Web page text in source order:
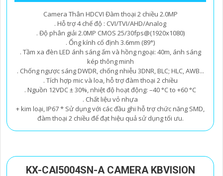
Camera Thân HDCVI Đàm thoại 2 chiều 2.0MP
. Hỗ trợ 4 chế độ : CVI/TVI/AHD/Analog
. Độ phân giải 2.0MP CMOS 25/30fps@(1920x1080)
. Ống kính cố định 3.6mm (89°)
. Tầm xa đèn LED ánh sáng ấm và hồng ngoại: 40m, ánh sáng
kép thông minh
. Chống ngược sáng DWDR, chống nhiễu 3DNR, BLC; HLC, AWB...
. Tích hợp mic và loa, hỗ trợ đàm thoại 2 chiều
. Nguồn 12VDC ± 30%, nhiệt độ hoạt động: –40 °C to +60 °C
. Chất liệu vỏ nhựa
+ kim loại, IP67 * Sử dụng với các đầu ghi hỗ trợ chức năng SMD,
đàm thoại 2 chiều để đạt hiệu quả sử dụng tối ưu.
KX-CAI5004SN-A CAMERA KBVISION